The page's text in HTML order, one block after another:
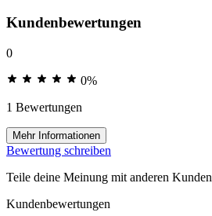
Kundenbewertungen
0
0%
1 Bewertungen
Mehr Informationen
Bewertung schreiben
Teile deine Meinung mit anderen Kunden
Kundenbewertungen